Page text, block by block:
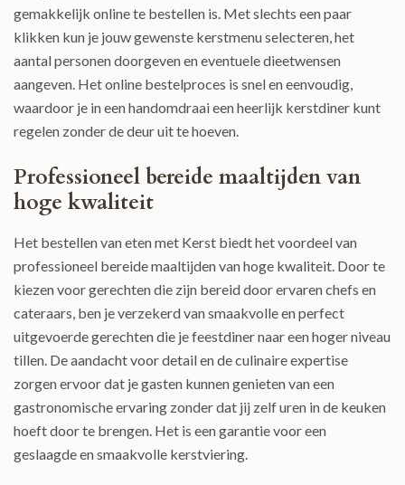
gemakkelijk online te bestellen is. Met slechts een paar
klikken kun je jouw gewenste kerstmenu selecteren, het
aantal personen doorgeven en eventuele dieetwensen
aangeven. Het online bestelproces is snel en eenvoudig,
waardoor je in een handomdraai een heerlijk kerstdiner kunt
regelen zonder de deur uit te hoeven.
Professioneel bereide maaltijden van
hoge kwaliteit
Het bestellen van eten met Kerst biedt het voordeel van
professioneel bereide maaltijden van hoge kwaliteit. Door te
kiezen voor gerechten die zijn bereid door ervaren chefs en
cateraars, ben je verzekerd van smaakvolle en perfect
uitgevoerde gerechten die je feestdiner naar een hoger niveau
tillen. De aandacht voor detail en de culinaire expertise
zorgen ervoor dat je gasten kunnen genieten van een
gastronomische ervaring zonder dat jij zelf uren in de keuken
hoeft door te brengen. Het is een garantie voor een
geslaagde en smaakvolle kerstviering.